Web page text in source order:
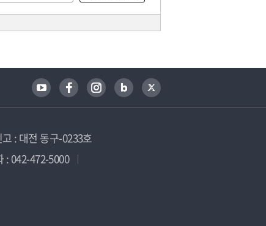
: 대전 동구-0233호
: 042-472-5000